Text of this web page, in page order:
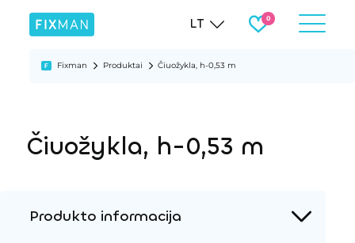
LT
Fixman Produktai Čiuožykla, h-0,53 m
Čiuožykla, h-0,53 m
Produkto informacija